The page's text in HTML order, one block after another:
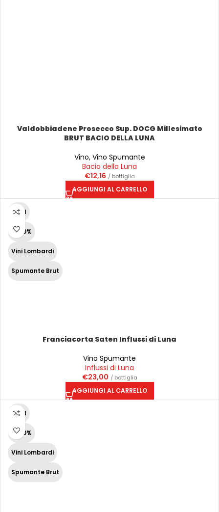
Valdobbiadene Prosecco Sup. DOCG Millesimato
BRUT BACIO DELLA LUNA
Vino, Vino Spumante
Bacio della Luna
€12,16 / bottiglia
AGGIUNGI AL CARRELLO
75 cl
12,50%
Vini Lombardi
Spumante Brut
Franciacorta Saten Influssi di Luna
Vino Spumante
Influssi di Luna
€23,00 / bottiglia
AGGIUNGI AL CARRELLO
75 cl
12,50%
Vini Lombardi
Spumante Brut